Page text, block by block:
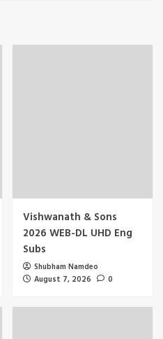
Vishwanath & Sons
2026 WEB-DL UHD Eng
Subs
Shubham Namdeo
August 7, 2026
0